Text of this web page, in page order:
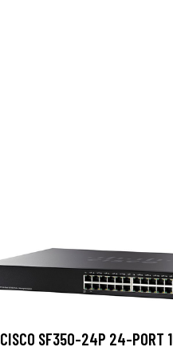
CISCO SF350-24P 24-PORT